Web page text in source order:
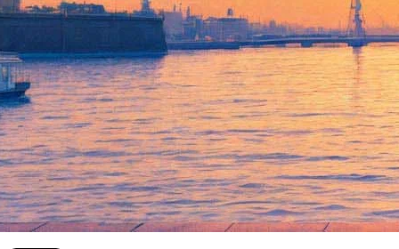
Грозный как Страна чудес:
«Ослиная порода» Полины
Жеребцовой
28 января 2017,15:59 Версия для печати